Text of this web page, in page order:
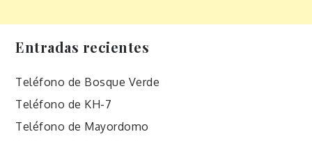
Entradas recientes
Teléfono de Bosque Verde
Teléfono de KH-7
Teléfono de Mayordomo